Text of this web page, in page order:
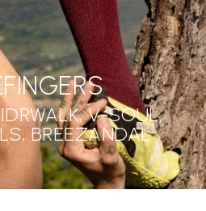
V-SOUL,
BREEZANDAL